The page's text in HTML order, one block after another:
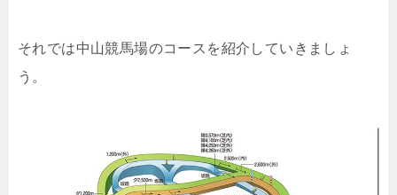
それでは中山競馬場のコースを紹介していきましょ
う。